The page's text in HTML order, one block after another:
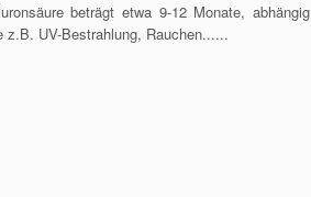
beträgt etwa 9-12 Monate, abhängig
z.B. UV-Bestrahlung, Rauchen......